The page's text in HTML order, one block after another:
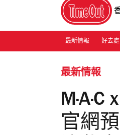
最新情報 好去處
最新情報
官網